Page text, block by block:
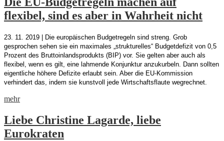
flexibel, sind es aber in Wahrheit nicht
23. 11. 2019 | Die europäischen Budgetregeln sind streng. Grob
gesprochen sehen sie ein maximales „strukturelles“ Budgetdefizit von 0,5
Prozent des Bruttoinlandsprodukts (BIP) vor. Sie gelten aber auch als
flexibel, wenn es gilt, eine lahmende Konjunktur anzukurbeln. Dann sollten
eigentliche höhere Defizite erlaubt sein. Aber die EU-Kommission
verhindert das, indem sie kunstvoll jede Wirtschaftsflaute wegrechnet.
mehr
Liebe Christine Lagarde, liebe
Eurokraten